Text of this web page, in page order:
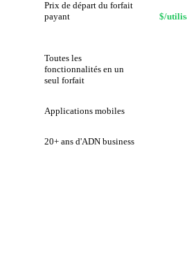
Prix de départ du forfait
payant
$/
Toutes les
fonctionnalités en un
seul forfait
Applications mobiles
20+ ans d'ADN business